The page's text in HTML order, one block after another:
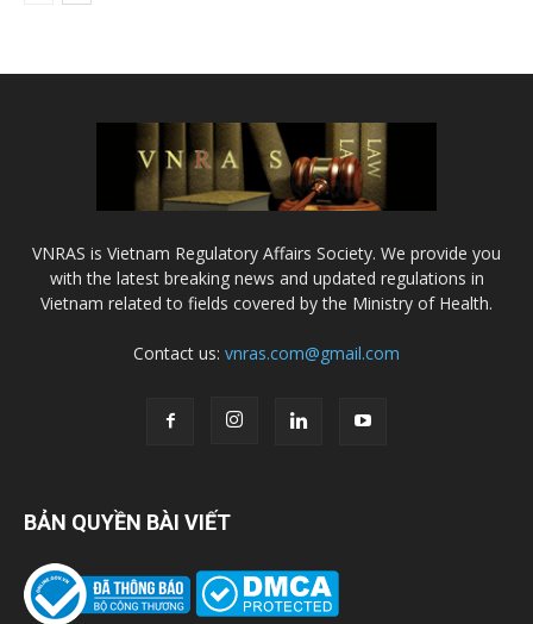
VNRAS is Vietnam Regulatory Affairs Society. We provide you
with the latest breaking news and updated regulations in
Vietnam related to fields covered by the Ministry of Health.
Contact us: vnras.com@gmail.com
BẢN QUYỀN BÀI VIẾT